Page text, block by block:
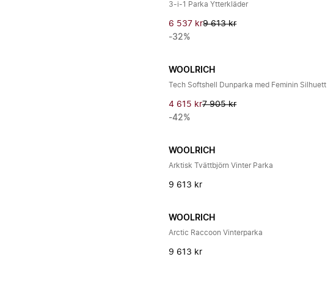
3-i-1 Parka Ytterkläder
6 537 kr9 613 kr
-32%
WOOLRICH
Tech Softshell Dunparka med Feminin Silhuett
4 615 kr7 905 kr
-42%
WOOLRICH
Arktisk Tvättbjörn Vinter Parka
9 613 kr
WOOLRICH
Arctic Raccoon Vinterparka
9 613 kr